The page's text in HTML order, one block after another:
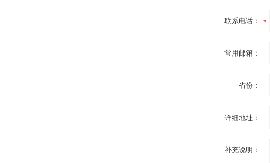
联系电话：
常用邮箱：
省份：
详细地址：
补充说明：